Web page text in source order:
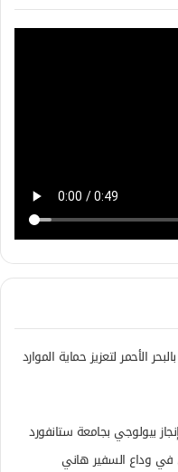
الأحمر لتعزيز حماية الموارد
بيولوجي بجامعة ستانفورد
في وداع السفير هاني